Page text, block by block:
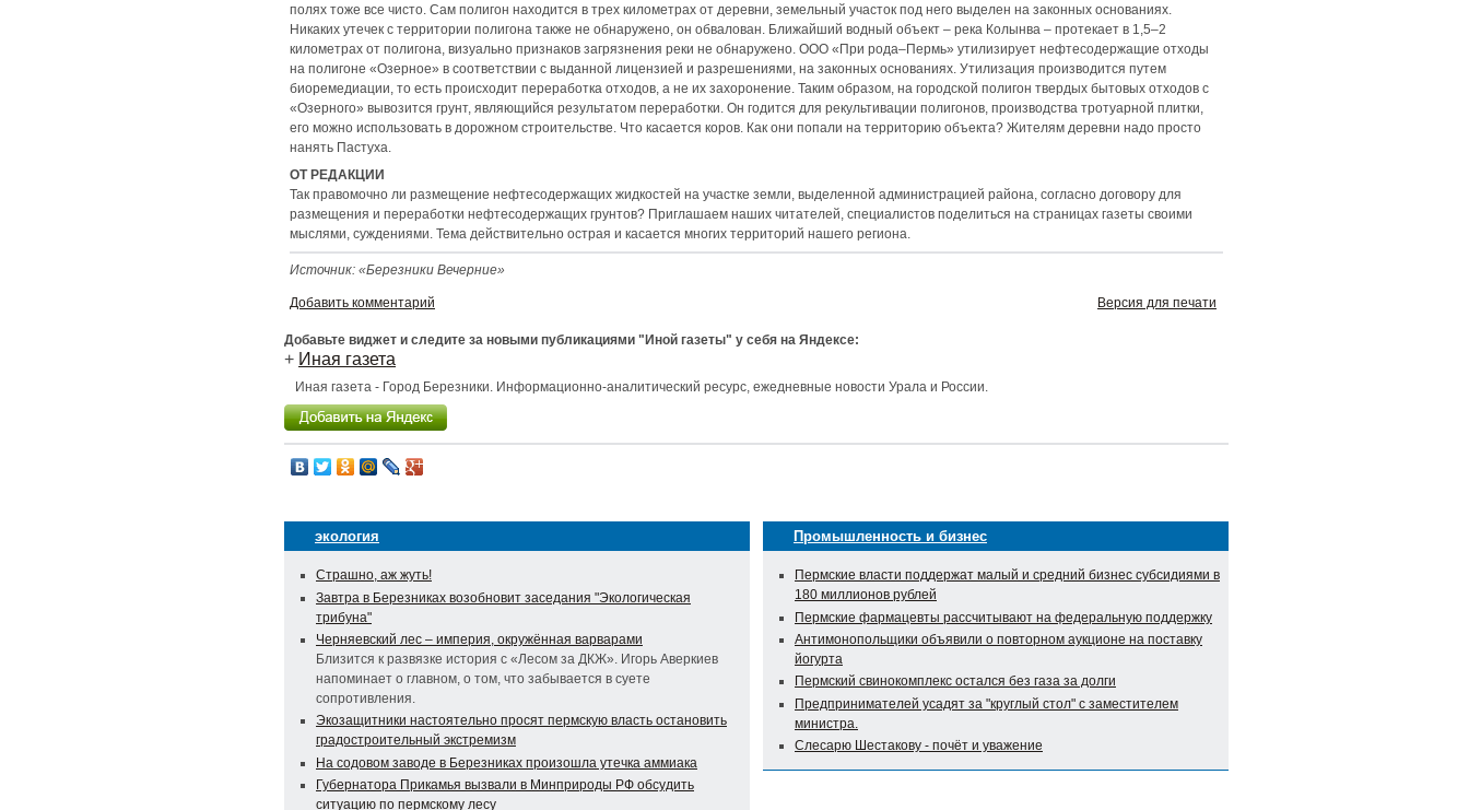
полях тоже все чисто. Сам полигон находится в трех километрах от деревни, земельный участок под него выделен на законных основаниях.
Никаких утечек с территории полигона также не обнаружено, он обвалован. Ближайший водный объект – река Колынва – протекает в 1,5–2
километрах от полигона, визуально признаков загрязнения реки не обнаружено. ООО «При рода–Пермь» утилизирует нефтесодержащие отходы
на полигоне «Озерное» в соответствии с выданной лицензией и разрешениями, на законных основаниях. Утилизация производится путем
биоремедиации, то есть происходит переработка отходов, а не их захоронение. Таким образом, на городской полигон твердых бытовых отходов с
«Озерного» вывозится грунт, являющийся результатом переработки. Он годится для рекультивации полигонов, производства тротуарной плитки,
его можно использовать в дорожном строительстве. Что касается коров. Как они попали на территорию объекта? Жителям деревни надо просто
нанять Пастуха.
ОТ РЕДАКЦИИ
Так правомочно ли размещение нефтесодержащих жидкостей на участке земли, выделенной администрацией района, согласно договору для
размещения и переработки нефтесодержащих грунтов? Приглашаем наших читателей, специалистов поделиться на страницах газеты своими
мыслями, суждениями. Тема действительно острая и касается многих территорий нашего региона.
Источник: «Березники Вечерние»
Добавить комментарий Версия для печати
Добавьте виджет и следите за новыми публикациями "Иной газеты" у себя на Яндексе:
+ Иная газета
Иная газета - Город Березники. Информационно-аналитический ресурс, ежедневные новости Урала и России.
экология
Страшно, аж жуть!
Завтра в Березниках возобновит заседания "Экологическая
трибуна"
Черняевский лес – империя, окружённая варварами
Близится к развязке история с «Лесом за ДКЖ». Игорь Аверкиев
напоминает о главном, о том, что забывается в суете
сопротивления.
Экозащитники настоятельно просят пермскую власть остановить
градостроительный экстремизм
На содовом заводе в Березниках произошла утечка аммиака
Губернатора Прикамья вызвали в Минприроды РФ обсудить
ситуацию по пермскому лесу
Промышленность и бизнес
Пермские власти поддержат малый и средний бизнес субсидиями в
180 миллионов рублей
Пермские фармацевты рассчитывают на федеральную поддержку
Антимонопольщики объявили о повторном аукционе на поставку
йогурта
Пермский свинокомплекс остался без газа за долги
Предпринимателей усадят за "круглый стол" с заместителем
министра.
Слесарю Шестакову - почёт и уважение